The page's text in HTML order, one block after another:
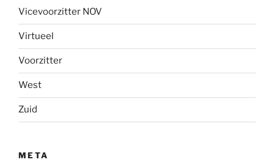
Vicevoorzitter NOV
Virtueel
Voorzitter
West
Zuid
META